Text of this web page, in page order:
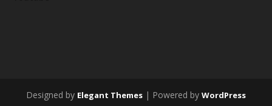
Designed by Elegant Themes | Powered by WordPress